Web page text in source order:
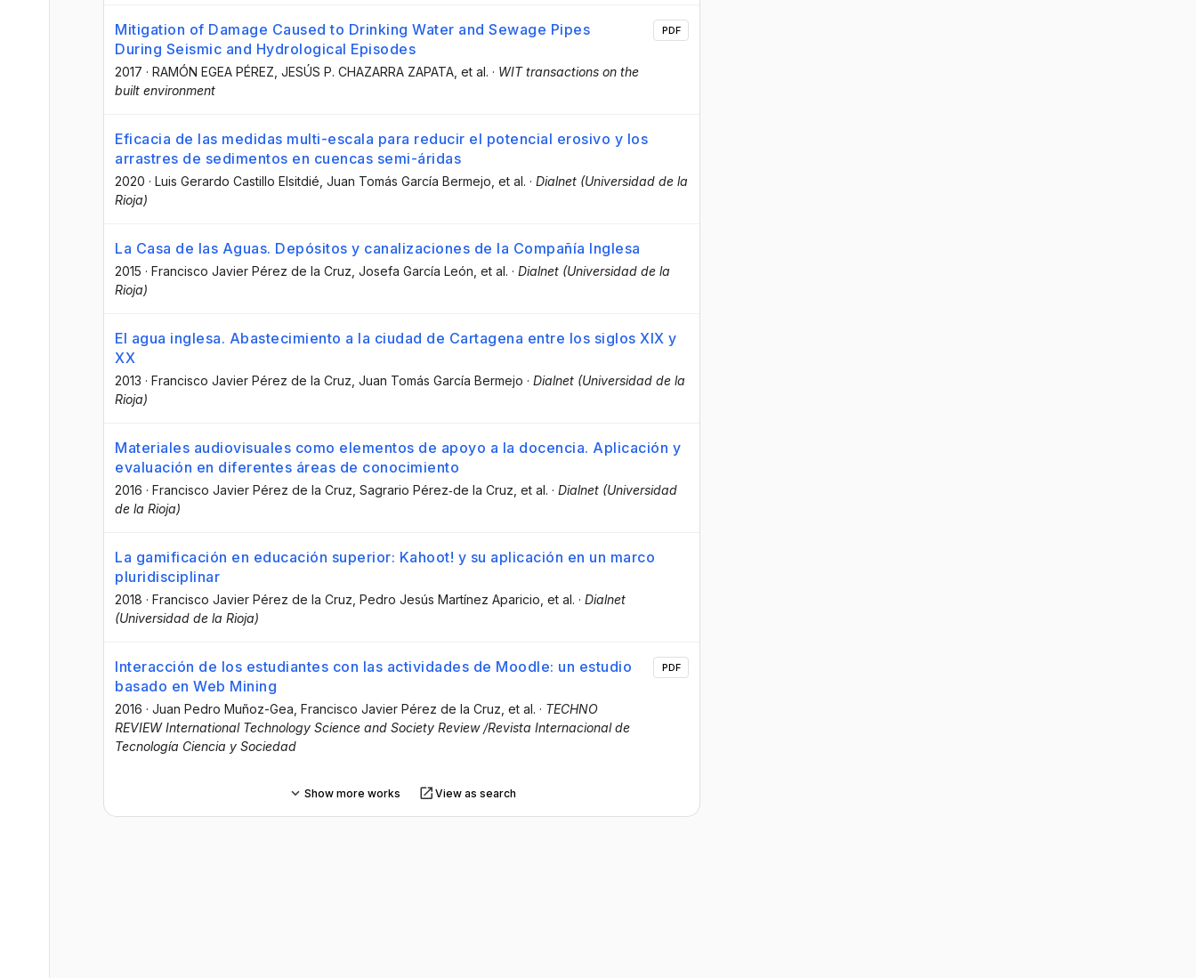
Mitigation of Damage Caused to Drinking Water and Sewage Pipes
During Seismic and Hydrological Episodes
2017 · RAMÓN EGEA PÉREZ , JESÚS P. CHAZARRA ZAPATA , et al. · WIT transactions on the
built environment
PDF
Eficacia de las medidas multi-escala para reducir el potencial erosivo y los
arrastres de sedimentos en cuencas semi-áridas
2020 · Luis Gerardo Castillo Elsitdié , Juan Tomás García Bermejo , et al. · Dialnet (Universidad de la
Rioja)
La Casa de las Aguas. Depósitos y canalizaciones de la Compañía Inglesa
2015 · Francisco Javier Pérez de la Cruz , Josefa García León , et al. · Dialnet (Universidad de la
Rioja)
El agua inglesa. Abastecimiento a la ciudad de Cartagena entre los siglos XIX y
XX
2013 · Francisco Javier Pérez de la Cruz , Juan Tomás García Bermejo · Dialnet (Universidad de la
Rioja)
Materiales audiovisuales como elementos de apoyo a la docencia. Aplicación y
evaluación en diferentes áreas de conocimiento
2016 · Francisco Javier Pérez de la Cruz , Sagrario Pérez‐de la Cruz , et al. · Dialnet (Universidad
de la Rioja)
La gamificación en educación superior: Kahoot! y su aplicación en un marco
pluridisciplinar
2018 · Francisco Javier Pérez de la Cruz , Pedro Jesús Martínez Aparicio , et al. · Dialnet
(Universidad de la Rioja)
Interacción de los estudiantes con las actividades de Moodle: un estudio
basado en Web Mining
2016 · Juan Pedro Muñoz-Gea , Francisco Javier Pérez de la Cruz , et al. · TECHNO
REVIEW International Technology Science and Society Review /Revista Internacional de
Tecnología Ciencia y Sociedad
PDF
Show more works View as search